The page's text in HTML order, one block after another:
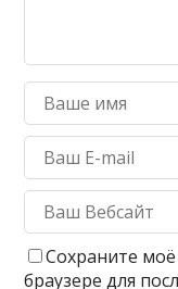
Сохраните
браузере для